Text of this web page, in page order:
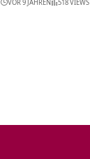
VOR 9 JAHREN 518 VIEWS